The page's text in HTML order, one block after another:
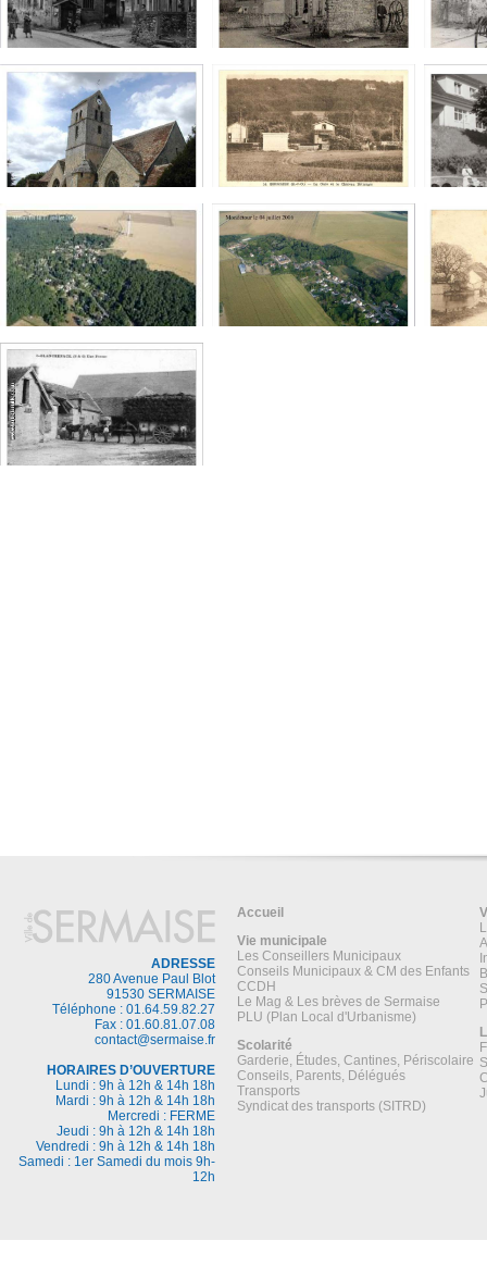
ADRESSE
280 Avenue Paul Blot
91530 SERMAISE
Téléphone : 01.64.59.82.27
Fax : 01.60.81.07.08
contact@sermaise.fr
HORAIRES D’OUVERTURE
Lundi : 9h à 12h & 14h 18h
Mardi : 9h à 12h & 14h 18h
Mercredi : FERME
Jeudi : 9h à 12h & 14h 18h
Vendredi : 9h à 12h & 14h 18h
Samedi : 1er Samedi du mois 9h-
12h
Accueil
Vie municipale
Les Conseillers Municipaux
Conseils Municipaux & CM des Enfants
CCDH
Le Mag & Les brèves de Sermaise
PLU (Plan Local d'Urbanisme)
Scolarité
Garderie, Études, Cantines, Périscolaire
Conseils, Parents, Délégués
Transports
Syndicat des transports (SITRD)